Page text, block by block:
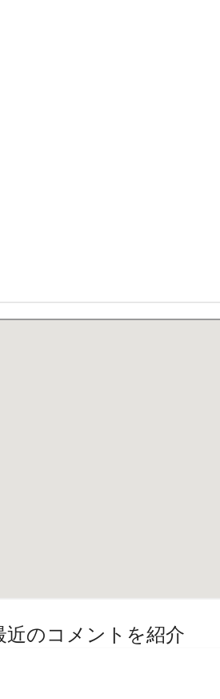
近のコメントを紹介